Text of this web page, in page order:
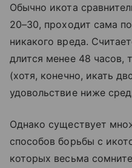
Обычно икота
20–30, проходит сама
никакого вреда.
длится менее 48 часов,
(хотя, конечно, икать
удовольствие ниже
Однако существует
способов борьбы с
которых весьма